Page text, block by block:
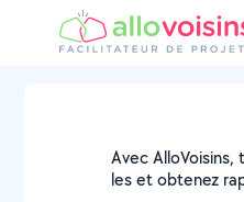
Avec
les et obtenez